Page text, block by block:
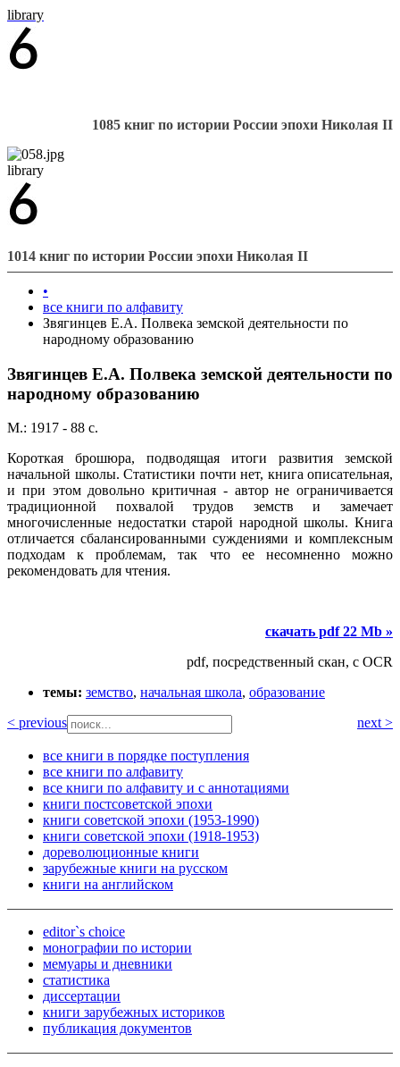
library
1085 книг по истории России эпохи Николая II
library
1014 книг по истории России эпохи Николая II
•
все книги по алфавиту
Звягинцев Е.А. Полвека земской деятельности по
народному образованию
Звягинцев Е.А. Полвека земской деятельности по
народному образованию
М.: 1917 - 88 с.
Короткая брошюра, подводящая итоги развития земской
начальной школы. Статистики почти нет, книга описательная,
и при этом довольно критичная - автор не ограничивается
традиционной похвалой трудов земств и замечает
многочисленные недостатки старой народной школы. Книга
отличается сбалансированными суждениями и комплексным
подходам к проблемам, так что ее несомненно можно
рекомендовать для чтения.
скачать pdf 22 Mb »
pdf, посредственный скан, с OCR
темы: земство, начальная школа, образование
< previous
next >
все книги в порядке поступления
все книги по алфавиту
все книги по алфавиту и с аннотациями
книги постсоветской эпохи
книги советской эпохи (1953-1990)
книги советской эпохи (1918-1953)
дореволюционные книги
зарубежные книги на русском
книги на английском
editor`s choice
монографии по истории
мемуары и дневники
статистика
диссертации
книги зарубежных историков
публикация документов